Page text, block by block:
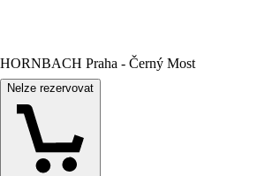
HORNBACH Praha - Černý Most
Nelze rezervovat